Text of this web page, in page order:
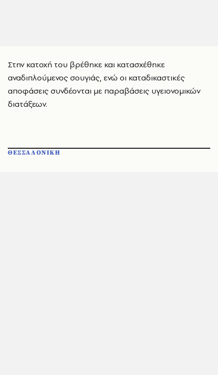
Στην κατοχή του βρέθηκε και κατασχέθηκε
αναδιπλούμενος σουγιάς, ενώ οι καταδικαστικές
αποφάσεις συνδέονται με παραβάσεις υγειονομικών
διατάξεων.
ΘΕΣΣΑΛΟΝΙΚΗ